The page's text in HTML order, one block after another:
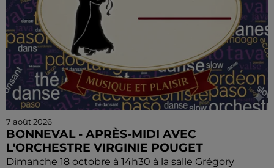
7 août 2026
BONNEVAL - APRÈS-MIDI AVEC
L'ORCHESTRE VIRGINIE POUGET
Dimanche 18 octobre à 14h30 à la salle Grégory